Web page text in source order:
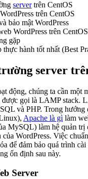
servertrên CentOS
trên CentOS
bảo mật WordPress
WordPress trên CentOS
gặp
thực hành tốt nhất (Best
server
động, chúng ta cần một
được gọi là LAMP stack.
và PHP. Trong hướng
Apache là gì làm
MySQL) làm hệ quản trị
WordPress. Việc
để đảm bảo quá trình cài
ổn định sau này.
Server